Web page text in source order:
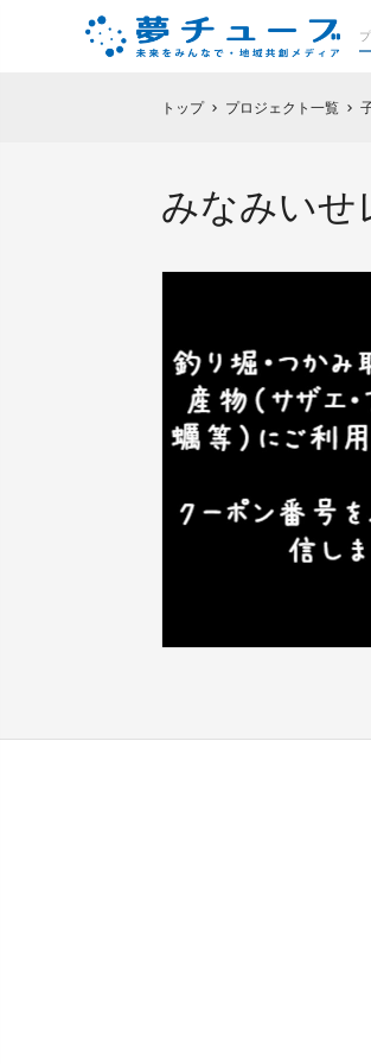
トップ chevron_right プロジェクト一覧 chevron_right
みなみい